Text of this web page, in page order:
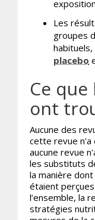
Les
groupes
habituels,
placebo
Ce
ont
Aucune des
cette revue n'a
aucune revue
les substituts
la manière
étaient
l’ensemble, la
stratégies